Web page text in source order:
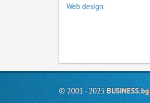
Web design
© 2001 - 2025 BUSINESS.bg